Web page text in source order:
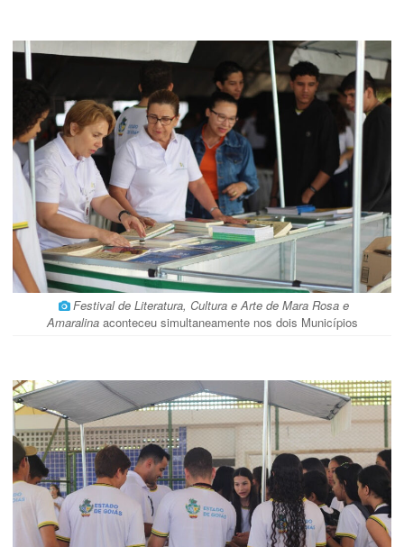
Festival de Literatura, Cultura e Arte de Mara Rosa e
Amaralinaaconteceu simultaneamente nos dois Municípios